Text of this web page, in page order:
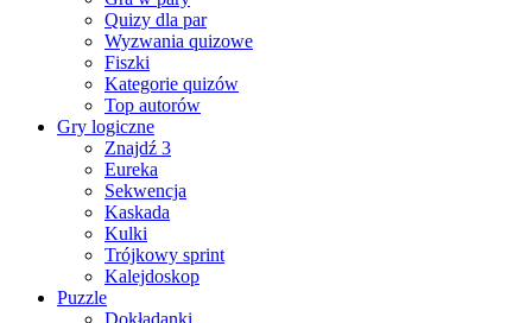
Quizy dla par
Wyzwania quizowe
Fiszki
Kategorie quizów
Top autorów
Gry logiczne
Znajdź 3
Eureka
Sekwencja
Kaskada
Kulki
Trójkowy sprint
Kalejdoskop
Puzzle
Dokładanki